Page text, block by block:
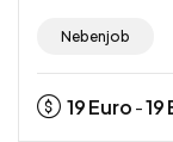
Nebenjob
19Euro -19